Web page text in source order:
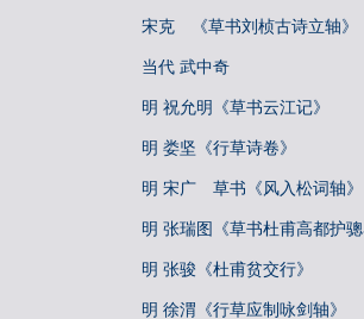
宋克 《草书刘桢古诗立轴》
当代 武中奇
明 祝允明《草书云江记》
明 娄坚《行草诗卷》
明 宋广 草书《风入松词轴》
明 张瑞图《草书杜甫高都护骢
明 张骏《杜甫贫交行》
明 徐渭《行草应制咏剑轴》